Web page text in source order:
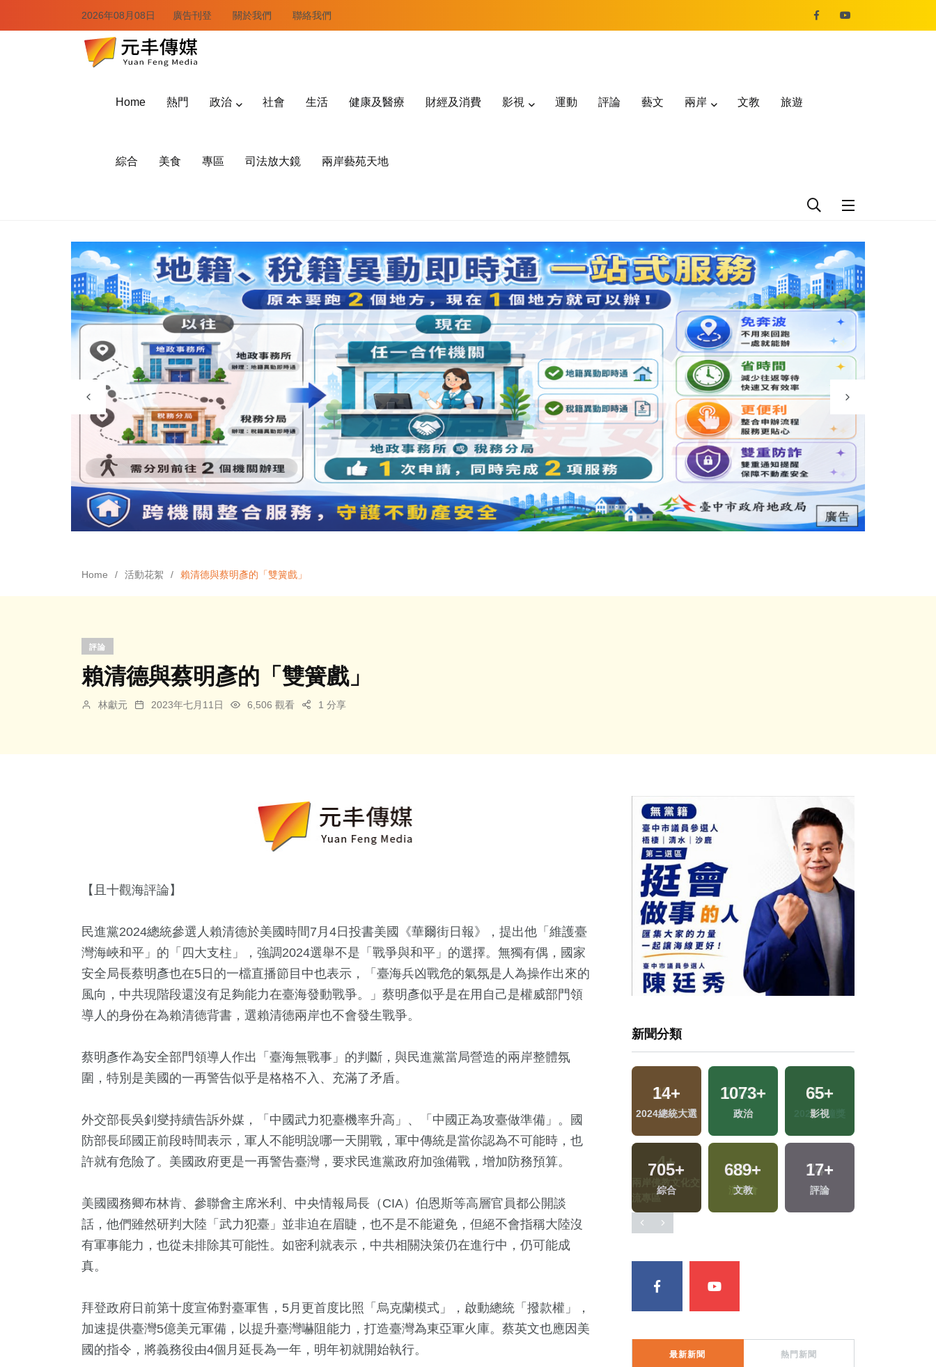
2026年08月08日 廣告刊登 關於我們 聯絡我們
Home 熱門 政治 社會 生活 健康及醫療 財經及消費 影視 運動 評論 藝文 兩岸 文教 旅遊
綜合 美食 專區 司法放大鏡 兩岸藝苑天地
Home 活動花絮 賴清德與蔡明彥的「雙簧戲」
評論
賴清德與蔡明彥的「雙簧戲」
林獻元 2023年七月11日 6,506 觀看 1 分享
【且十觀海評論】
民進黨2024總統參選人賴清德於美國時間7月4日投書美國《華爾街日報》，提出他「維護臺
灣海峽和平」的「四大支柱」，強調2024選舉不是「戰爭與和平」的選擇。無獨有偶，國家
安全局長蔡明彥也在5日的一檔直播節目中也表示，「臺海兵凶戰危的氣氛是人為操作出來的
風向，中共現階段還沒有足夠能力在臺海發動戰爭。」蔡明彥似乎是在用自己是權威部門領
導人的身份在為賴清德背書，選賴清德兩岸也不會發生戰爭。
蔡明彥作為安全部門領導人作出「臺海無戰事」的判斷，與民進黨當局營造的兩岸整體氛
圍，特別是美國的一再警告似乎是格格不入、充滿了矛盾。
外交部長吳釗燮持續告訴外媒，「中國武力犯臺機率升高」、「中國正為攻臺做準備」。國
防部長邱國正前段時間表示，軍人不能明說哪一天開戰，軍中傳統是當你認為不可能時，也
許就有危險了。美國政府更是一再警告臺灣，要求民進黨政府加強備戰，增加防務預算。
美國國務卿布林肯、參聯會主席米利、中央情報局長（CIA）伯恩斯等高層官員都公開談
話，他們雖然研判大陸「武力犯臺」並非迫在眉睫，也不是不能避免，但絕不會指稱大陸沒
有軍事能力，也從未排除其可能性。如密利就表示，中共相關決策仍在進行中，仍可能成
真。
拜登政府日前第十度宣佈對臺軍售，5月更首度比照「烏克蘭模式」，啟動總統「撥款權」，
加速提供臺灣5億美元軍備，以提升臺灣嚇阻能力，打造臺灣為東亞軍火庫。蔡英文也應因美
國的指令，將義務役由4個月延長為一年，明年初就開始執行。
新聞分類
熱門
+ 10 +
旅遊 財經及消費 2024立委選戰 藝文 2023金鐘獎
4+
流專區
11+
14+
2024總統大選
1073+
政治
65+
影視
705+
綜合
689+
文教
17+
評論
最新新聞 熱門新聞